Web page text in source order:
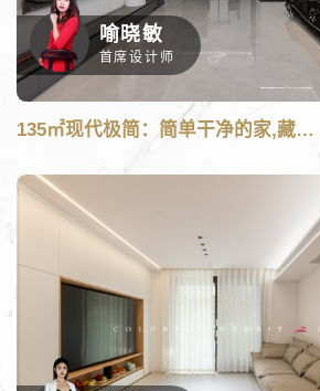
135㎡现代极简：简单干净的家,藏不住对生
喻晓敏
首席设计师
135㎡现代极简：简单干净的家,藏不住对生活的热爱